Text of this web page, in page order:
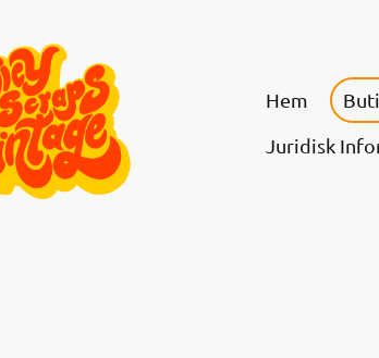
Hem
Juridisk